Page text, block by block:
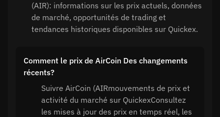
(AIR): informations sur les prix actuels, données
de marché, opportunités de trading et
tendances historiques disponibles sur Quickex.
Comment le prix de AirCoin Des changements
récents?
Suivre AirCoin (AIRmouvements de prix et
activité du marché sur QuickexConsultez
les mises à jour des prix en temps réel, les